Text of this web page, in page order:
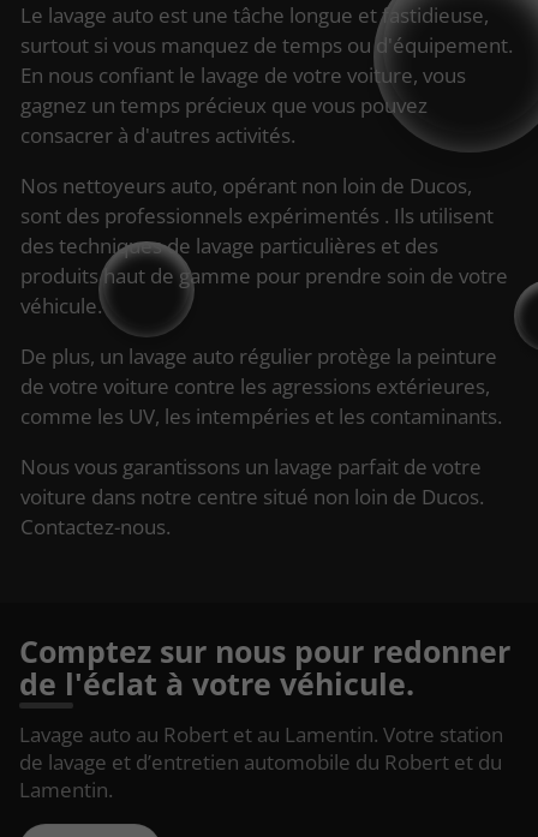
Le lavage auto est une tâche longue et fastidieuse,
surtout si vous manquez de temps ou d'équipement.
En nous confiant le lavage de votre voiture, vous
gagnez un temps précieux que vous pouvez
consacrer à d'autres activités.
Nos nettoyeurs auto, opérant non loin de Ducos,
sont des professionnels expérimentés . Ils utilisent
des techniques de lavage particulières et des
produits haut de gamme pour prendre soin de votre
véhicule.
De plus, un lavage auto régulier protège la peinture
de votre voiture contre les agressions extérieures,
comme les UV, les intempéries et les contaminants.
Nous vous garantissons un lavage parfait de votre
voiture dans notre centre situé non loin de Ducos.
Contactez-nous.
Comptez sur nous pour redonner
de l'éclat à votre véhicule.
Lavage auto au Robert et au Lamentin. Votre station
de lavage et d’entretien automobile du Robert et du
Lamentin.